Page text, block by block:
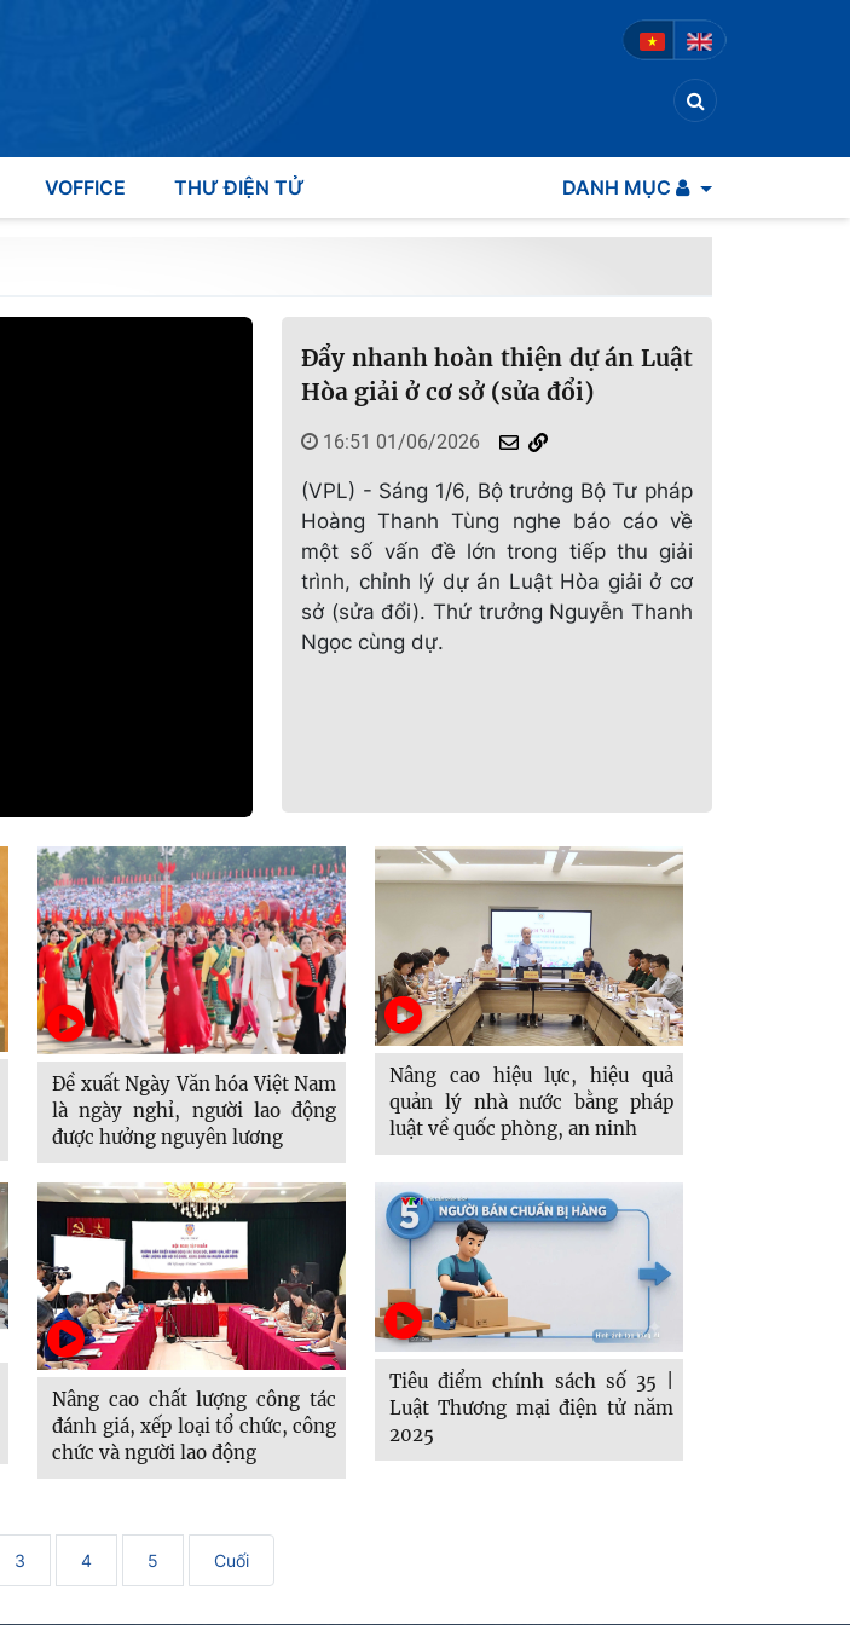
VOFFICE THƯ ĐIỆN TỬ DANH MỤC
Đẩy nhanh hoàn thiện dự án Luật
Hòa giải ở cơ sở (sửa đổi)
16:51 01/06/2026
(VPL) - Sáng 1/6, Bộ trưởng Bộ Tư pháp
Hoàng Thanh Tùng nghe báo cáo về
một số vấn đề lớn trong tiếp thu giải
trình, chỉnh lý dự án Luật Hòa giải ở cơ
sở (sửa đổi). Thứ trưởng Nguyễn Thanh
Ngọc cùng dự.
Đề xuất Ngày Văn hóa Việt Nam
là ngày nghỉ, người lao động
được hưởng nguyên lương
Nâng cao hiệu lực, hiệu quả
quản lý nhà nước bằng pháp
luật về quốc phòng, an ninh
Nâng cao chất lượng công tác
đánh giá, xếp loại tổ chức, công
chức và người lao động
Tiêu điểm chính sách số 35 |
Luật Thương mại điện tử năm
2025
3 4 5 Cuối